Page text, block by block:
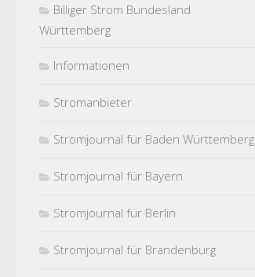
Billiger Strom Bundesland
Württemberg
Informationen
Stromanbieter
Stromjournal für Baden Württemberg
Stromjournal für Bayern
Stromjournal für Berlin
Stromjournal für Brandenburg